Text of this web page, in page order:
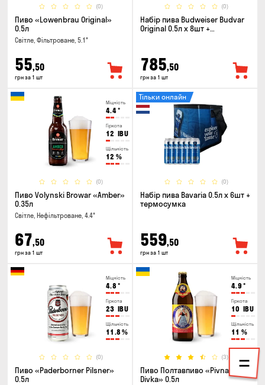
(0)
Пиво «Lowenbrau Original»
0.5л
Світле, Фільтроване, 5.1°
55,50
грн за 1 шт
(0)
Набір пива Budweiser Budvar
Original 0.5л х 8шт +
785,50
грн за 1 шт
Міцність
4.4°
Гіркота
12 IBU
Щільність
12 %
(0)
Пиво Volynski Browar «Amber»
0.35л
Світле, Нефільтроване, 4.4°
67,50
грн за 1 шт
(0)
Тільки онлайн
Набір пива Bavaria 0.5л х 6шт +
термосумка
559,50
грн за 1 шт
Міцність
4.8 °
Гіркота
23 IBU
Щільність
11.8 %
(0)
Пиво «Paderborner Pilsner»
0.5л
Міцність
4.9 °
Гіркота
10 IBU
Щільність
11 %
(3)
Пиво Полтавпиво «Pivna
Divka» 0.5л